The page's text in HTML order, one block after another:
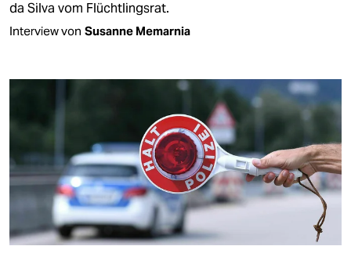
da Silva vom Flüchtlingsrat.
Interview von Susanne Memarnia